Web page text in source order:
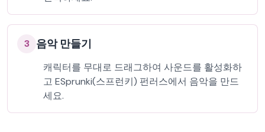
3 음악 만들기
캐릭터를 무대로 드래그하여 사운드를 활성화하
고 ESprunki(스프런키) 펀러스에서 음악을 만드
세요.